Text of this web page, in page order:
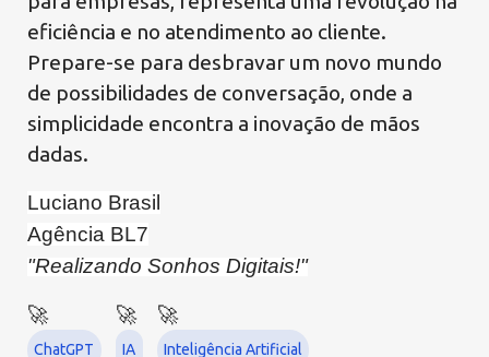
eficiência e no atendimento ao cliente.
Prepare-se para desbravar um novo mundo
de possibilidades de conversação, onde a
simplicidade encontra a inovação de mãos
dadas.
Luciano Brasil
Agência BL7
"Realizando Sonhos Digitais!"
ChatGPT IA Inteligência Artificial